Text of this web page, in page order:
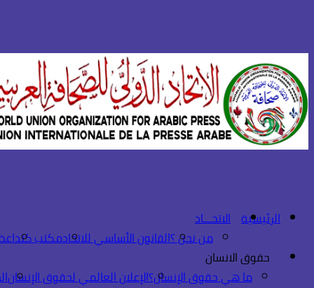
الرئيسية الاتحـــاد
من نحن ؟القانون الأساسي للاتحادمكتب كندا
حقوق الانسان
ما هي حقوق الإنسان؟الإعلان العالمي لحقوق الإنسان